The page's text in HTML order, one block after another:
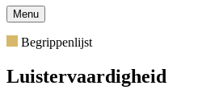
Menu
Begrippenlijst
Luistervaardigheid